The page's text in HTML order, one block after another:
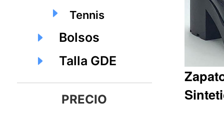
Tennis
Bolsos
Talla GDE
PRECIO